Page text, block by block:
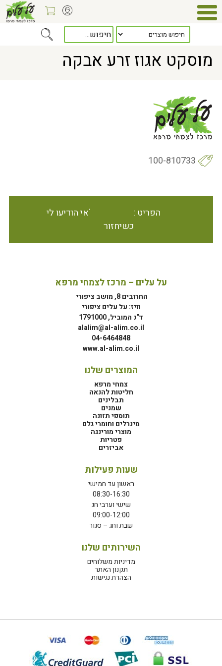
> מוסקט אגוז זרע אבקה
מוסקט אגוז זרע אבקה
100-810733
הפריט אינו זמין במלאי הודיעו לי
כשיחזור
על עלים – מרכז לצמחי מרפא
החרובים 8, מושב ציפורי
וויז: על עלים ציפורי
ד"נ המוביל, 1791000
alalim@al-alim.co.il
04-6464848
www.al-alim.co.il
המוצרים שלנו
צמחי מרפא
חליטות להנאה
תבלינים
שמנים
תוספי תזונה
מינרלים וחומרי גלם
מוצרי מורינגה
פטריות
אביזרים
שעות פעילות
ראשון עד חמישי
08:30-16:30
שישי וערבי חג
09:00-12:00
שבת וחג – סגור
השירותים שלנו
מדיניות משלוחים
תקנון האתר
הצהרת נגישות